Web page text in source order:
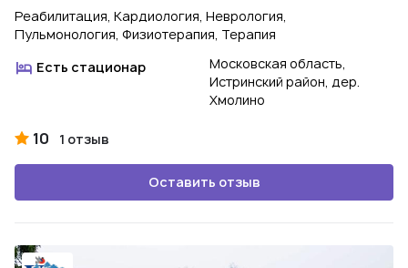
Реабилитация, Кардиология, Неврология,
Пульмонология, Физиотерапия, Терапия
Есть стационар
Московская область,
Истринский район, дер.
Хмолино
10 1 отзыв
Оставить отзыв